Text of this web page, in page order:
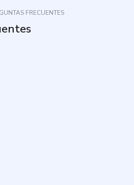
FRECUENTES